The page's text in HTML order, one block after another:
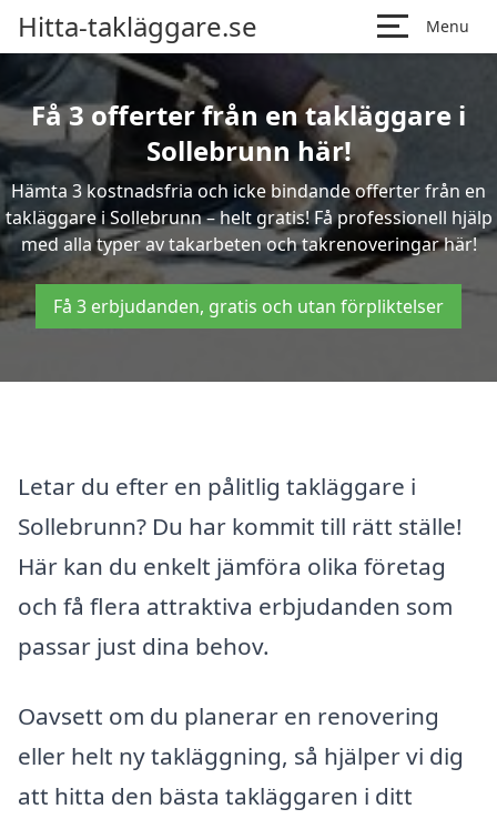
Hitta-takläggare.se Menu
Få 3 offerter från en takläggare i
Sollebrunn här!
Hämta 3 kostnadsfria och icke bindande offerter från en
takläggare i Sollebrunn – helt gratis! Få professionell hjälp
med alla typer av takarbeten och takrenoveringar här!
Få 3 erbjudanden, gratis och utan förpliktelser
Letar du efter en pålitlig takläggare i
Sollebrunn? Du har kommit till rätt ställe!
Här kan du enkelt jämföra olika företag
och få flera attraktiva erbjudanden som
passar just dina behov.
Oavsett om du planerar en renovering
eller helt ny takläggning, så hjälper vi dig
att hitta den bästa takläggaren i ditt